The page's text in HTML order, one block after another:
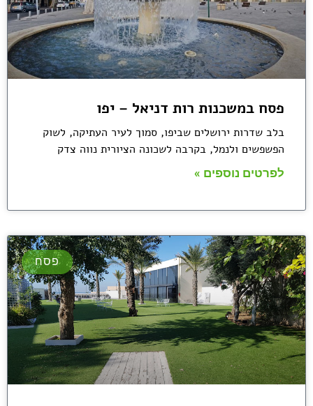
פסח במשכנות רות דניאל – יפו
בלב שדרות ירושלים שביפו, סמוך לעיר העתיקה, לשוק
הפשפשים ולנמל, בקרבה לשכונה הציורית נווה צדק
לפרטים נוספים »
פסח